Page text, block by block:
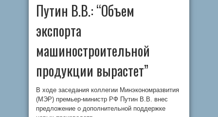
Путин B.B.: “Объем
экспорта
машиностроительной
продукции вырастет”
В ходе заседания коллегии Минэкономразвития
(МЭР) премьер-министр РФ Путин B.B. внес
предложение о дополнительной поддержке